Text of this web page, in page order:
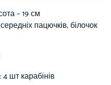
– 19 см
пацючків, білочок
: 4 шт карабінів